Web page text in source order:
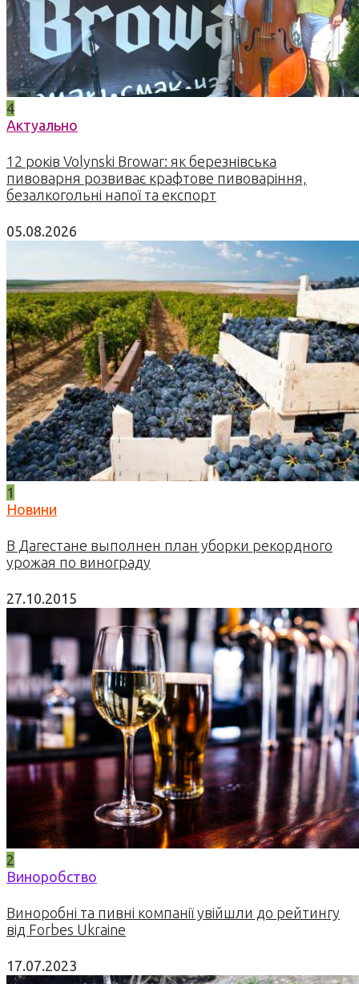
4
Актуально
12 років Volynski Browar: як березнівська
пивоварня розвиває крафтове пивоваріння,
безалкогольні напої та експорт
05.08.2026
1
Новини
В Дагестане выполнен план уборки рекордного
урожая по винограду
27.10.2015
2
Виноробство
Виноробні та пивні компанії увійшли до рейтингу
від Forbes Ukraine
17.07.2023